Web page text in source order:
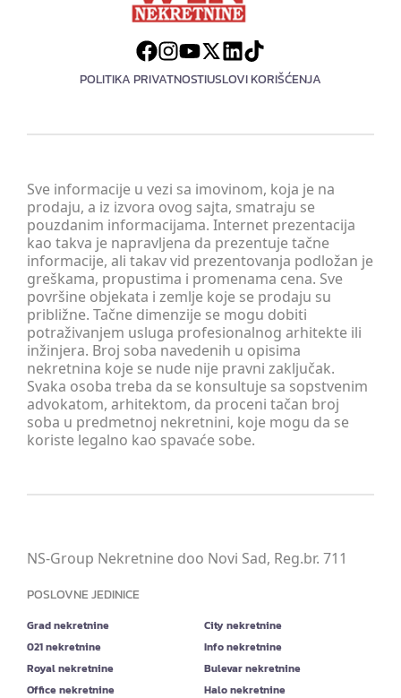
POLITIKA PRIVATNOSTIUSLOVI KORIŠĆENJA
Sve informacije u vezi sa imovinom, koja je na
prodaju, a iz izvora ovog sajta, smatraju se
pouzdanim informacijama. Internet prezentacija
kao takva je napravljena da prezentuje tačne
informacije, ali takav vid prezentovanja podložan je
greškama, propustima i promenama cena. Sve
površine objekata i zemlje koje se prodaju su
približne. Tačne dimenzije se mogu dobiti
potraživanjem usluga profesionalnog arhitekte ili
inžinjera. Broj soba navedenih u opisima
nekretnina koje se nude nije pravni zaključak.
Svaka osoba treba da se konsultuje sa sopstvenim
advokatom, arhitektom, da proceni tačan broj
soba u predmetnoj nekretnini, koje mogu da se
koriste legalno kao spavaće sobe.
NS-Group Nekretnine doo Novi Sad, Reg.br. 711
POSLOVNE JEDINICE
Grad nekretnine
City nekretnine
021 nekretnine
Info nekretnine
Royal nekretnine
Bulevar nekretnine
Office nekretnine
Halo nekretnine